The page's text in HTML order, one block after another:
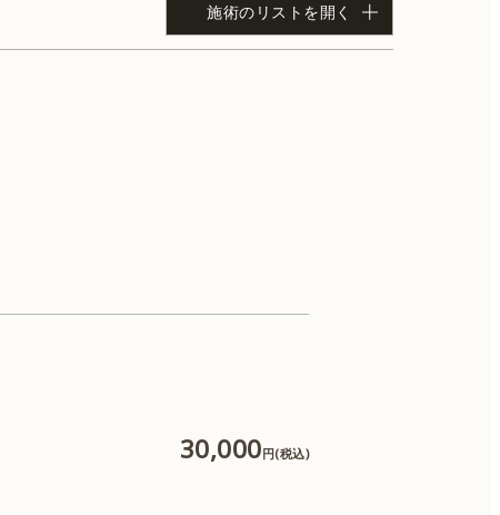
施術のリストを開く
30,000円(税込)